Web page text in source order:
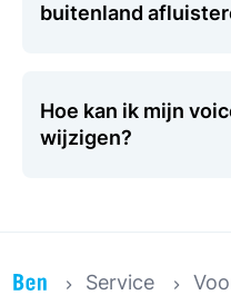
buitenland
Hoe kan ik mijn
wijzigen?
Service